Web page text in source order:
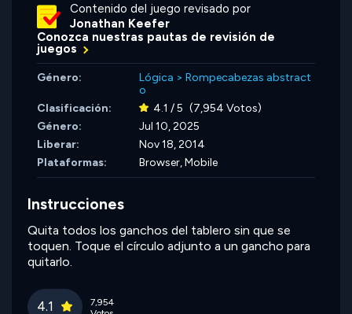
Contenido del juego revisado por
Jonathan Keefer
Conozca nuestras pautas de revisión de
juegos
Género: Lógica > Rompecabezas abstract
o
Clasificación:
4.1 / 5 (7,954 Votos)
Género:
Jul 10, 2025
Liberar:
Nov 18, 2014
Plataformas:
Browser, Mobile
Instrucciones
Quita todos los ganchos del tablero sin que se
toquen. Toque el círculo adjunto a un gancho para
quitarlo.
4.1
7,954